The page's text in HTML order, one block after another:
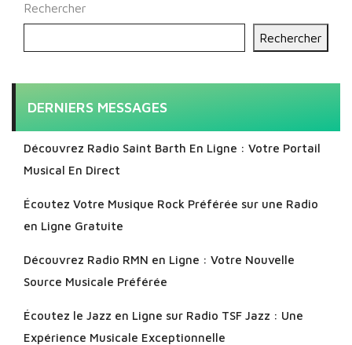
Rechercher
Rechercher
DERNIERS MESSAGES
Découvrez Radio Saint Barth En Ligne : Votre Portail
Musical En Direct
Écoutez Votre Musique Rock Préférée sur une Radio
en Ligne Gratuite
Découvrez Radio RMN en Ligne : Votre Nouvelle
Source Musicale Préférée
Écoutez le Jazz en Ligne sur Radio TSF Jazz : Une
Expérience Musicale Exceptionnelle